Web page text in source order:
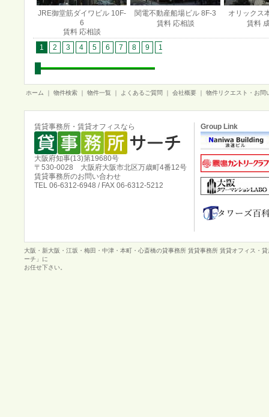
JRE御堂筋ダイワビル 10F-
6
賃料 応相談
関電不動産船場ビル 8F-3
賃料 応相談
オリックス
賃料
1 2 3 4 5 6 7 8 9 10
ホーム 物件検索 物件一覧 よくあるご質問 会社概要 物件リクエスト・お問
賃貸事務所・賃貸オフィスなら
大阪府知事(13)第19680号
〒530-0028 大阪府大阪市北区万歳町4番12号
賃貸事務所のお問い合わせ
TEL 06-6312-6948 / FAX 06-6312-5212
Group Link
大阪・新大阪・江坂・梅田・中津・本町・心斎橋の貸事務所 賃貸事務所 賃貸オフィス・
ーチ」に
お任せ下さい。